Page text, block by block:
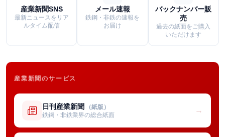
産業新聞SNS
最新ニュースをリア
ルタイム配信
メール速報
鉄鋼・非鉄の速報を
お届け
バックナンバー販
売
過去の紙面をご購入
いただけます
産業新聞のサービス
日刊産業新聞 （紙版）
鉄鋼・非鉄業界の総合紙面
→